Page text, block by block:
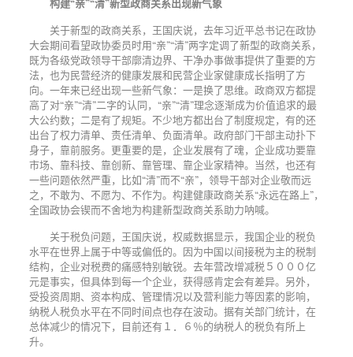
构建“亲”“清”新型政商关系出现新气象
关于新型的政商关系，王国庆说，去年习近平总书记在政协
大会期间看望政协委员时用“亲”“清”两字定调了新型的政商关系，
既为各级党政领导干部廓清边界、干净办事做事提供了重要的方
法，也为民营经济的健康发展和民营企业家健康成长指明了方
向。一年来已经出现一些新气象：一是换了思维。政商双方都提
高了对“亲”“清”二字的认同，“亲”“清”理念逐渐成为价值追求的最
大公约数；二是有了规矩。不少地方都出台了制度规定，有的还
出台了权力清单、责任清单、负面清单。政府部门干部主动扑下
身子，靠前服务。更重要的是，企业发展有了魂，企业成功要靠
市场、靠科技、靠创新、靠管理、靠企业家精神。当然，也还有
一些问题依然严重，比如“清”而不“亲”，领导干部对企业敬而远
之，不敢为、不愿为、不作为。构建健康政商关系“永远在路上”，
全国政协会锲而不舍地为构建新型政商关系助力呐喊。
关于税负问题，王国庆说，权威数据显示，我国企业的税负
水平在世界上属于中等或偏低的。因为中国以间接税为主的税制
结构，企业对税费的痛感特别敏锐。去年营改增减税５０００亿
元是事实，但具体到每一个企业，获得感肯定会有差异。另外，
受投资周期、资本构成、管理情况以及营利能力等因素的影响，
纳税人税负水平在不同时间点也存在波动。据有关部门统计，在
总体减少的情况下，目前还有１．６％的纳税人的税负有所上
升。